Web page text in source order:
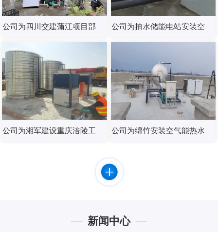
公司为四川交建蒲江项目部 公司为抽水储能电站安装空
公司为湘军建设重庆涪陵工 公司为绵竹安装空气能热水
新闻中心